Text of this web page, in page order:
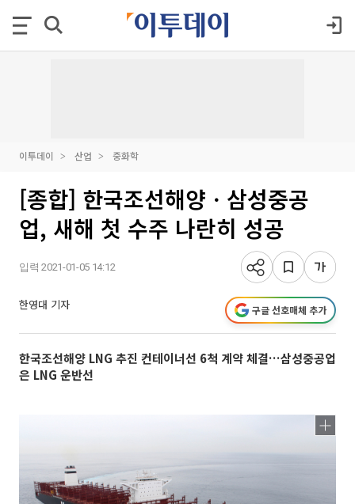
이투데이 산업 중화학
[종합] 한국조선해양ㆍ삼성중공
업, 새해 첫 수주 나란히 성공
입력 2021-01-05 14:12
한영대 기자 구글 선호매체 추가
한국조선해양 LNG 추진 컨테이너선 6척 계약 체결…삼성중공업
은 LNG 운반선